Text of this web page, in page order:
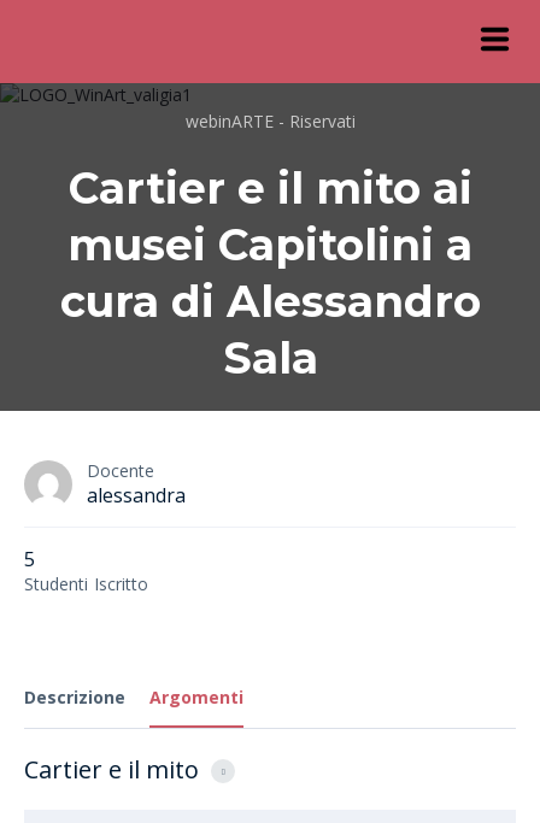
webinARTE - Riservati
Cartier e il mito ai
musei Capitolini a
cura di Alessandro
Sala
Docente
alessandra
5
Studenti Iscritto
Descrizione Argomenti
Cartier e il mito